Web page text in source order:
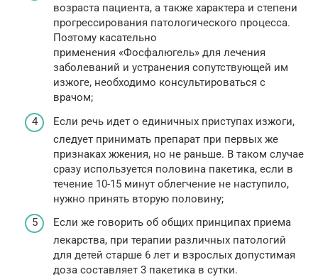
возраста пациента, а также характера и степени
прогрессирования патологического процесса.
Поэтому касательно
применения «Фосфалюгель» для лечения
заболеваний и устранения сопутствующей им
изжоге, необходимо консультироваться с
врачом;
Если речь идет о единичных приступах изжоги,
следует принимать препарат при первых же
признаках жжения, но не раньше. В таком случае
сразу используется половина пакетика, если в
течение 10-15 минут облегчение не наступило,
нужно принять вторую половину;
Если же говорить об общих принципах приема
лекарства, при терапии различных патологий
для детей старше 6 лет и взрослых допустимая
доза составляет 3 пакетика в сутки.